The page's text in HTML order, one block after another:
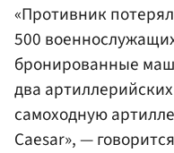
«Противник
500
бронированные
два
самоходную
Caesar», —